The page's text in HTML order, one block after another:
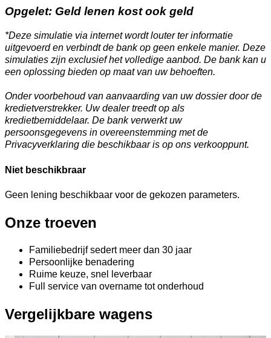
Opgelet: Geld lenen kost ook geld
*Deze simulatie via internet wordt louter ter informatie
uitgevoerd en verbindt de bank op geen enkele manier. Deze
simulaties zijn exclusief het volledige aanbod. De bank kan u
een oplossing bieden op maat van uw behoeften.
Onder voorbehoud van aanvaarding van uw dossier door de
kredietverstrekker. Uw dealer treedt op als
kredietbemiddelaar. De bank verwerkt uw
persoonsgegevens in overeenstemming met de
Privacyverklaring die beschikbaar is op ons verkooppunt.
Niet beschikbraar
Geen lening beschikbaar voor de gekozen parameters.
Onze troeven
Familiebedrijf sedert meer dan 30 jaar
Persoonlijke benadering
Ruime keuze, snel leverbaar
Full service van overname tot onderhoud
Vergelijkbare wagens